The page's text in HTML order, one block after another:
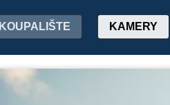
KOUPALIŠTE KAMERY